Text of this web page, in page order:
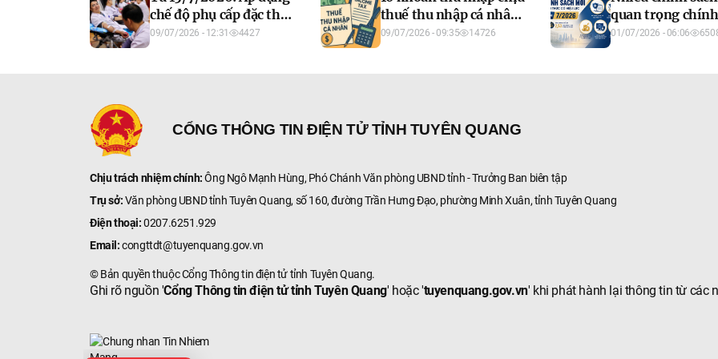
chế độ phụ cấp đặc thù
trong lĩnh vực y tế
09/07/2026 - 12:31 4427
thuế thu nhập cá nhân
có hiệu lực từ
01/7/2026
09/07/2026 - 09:35 14726
quan trọng
có hiệu lực từ
01/07/2026 - 06:06
CỔNG THÔNG TIN ĐIỆN TỬ TỈNH TUYÊN QUANG
Chịu trách nhiệm chính:Ông Ngô Mạnh Hùng, Phó Chánh Văn phòng UBND tỉnh - Trưởng Ban biên tập
Trụ sở:Văn phòng UBND tỉnh Tuyên Quang, số 160, đường Trần Hưng Đạo, phường Minh Xuân, tỉnh Tuyên Quang
Điện thoại:0207.6251.929
Email: congttdt@tuyenquang.gov.vn
© Bản quyền thuộc Cổng Thông tin điện tử tỉnh Tuyên Quang.
Ghi rõ nguồn 'Cổng Thông tin điện tử tỉnh Tuyên Quang' hoặc 'tuyenquang.gov.vn' khi phát hành lại thông tin từ các